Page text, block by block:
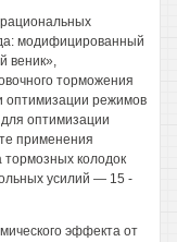
модифицированный
веник»,
торможения
оптимизации режимов
оптимизации
применения
тормозных колодок
усилий — 15 -
эффекта от